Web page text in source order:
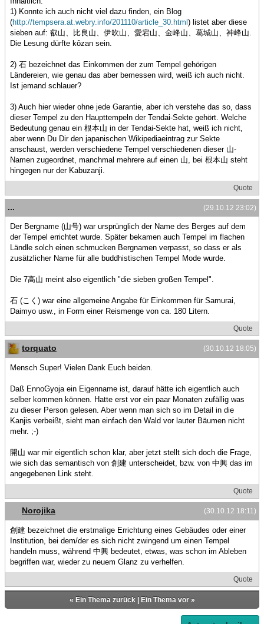
1) Konnte ich auch nicht viel dazu finden, ein Blog
(http://tempsera.at.webry.info/201110/article_30.html) listet aber diese
sieben auf: 叡山、比良山、伊吹山、愛宕山、金峰山、葛城山、神峰山.
Die Lesung dürfte kôzan sein.
2) 石 bezeichnet das Einkommen der zum Tempel gehörigen
Ländereien, wie genau das aber bemessen wird, weiß ich auch nicht.
Ist jemand schlauer?
3) Auch hier wieder ohne jede Garantie, aber ich verstehe das so, dass
dieser Tempel zu den Haupttempeln der Tendai-Sekte gehört. Welche
Bedeutung genau ein 根本山 in der Tendai-Sekte hat, weiß ich nicht,
aber wenn Du Dir den japanischen Wikipediaeintrag zur Sekte
anschaust, werden verschiedene Tempel verschiedenen dieser 山-
Namen zugeordnet, manchmal mehrere auf einen 山, bei 根本山 steht
hingegen nur der Kabuzanji.
Quote
(29.10.12 23:02)
...
Der Bergname (山号) war ursprünglich der Name des Berges auf dem
der Tempel errichtet wurde. Später bekamen auch Tempel im flachen
Ländle solch einen schmucken Bergnamen verpasst, so dass er als
zusätzlicher Name für alle buddhistischen Tempel Mode wurde.
Die 7高山 meint also eigentlich "die sieben großen Tempel".
石 (こく) war eine allgemeine Angabe für Einkommen für Samurai,
Daimyo usw., in Form einer Reismenge von ca. 180 Litern.
Quote
(30.10.12 18:05)
torquato
Mensch Super! Vielen Dank Euch beiden.
Daß EnnoGyoja ein Eigenname ist, darauf hätte ich eigentlich auch
selber kommen können. Hatte erst vor ein paar Monaten zufällig was
zu dieser Person gelesen. Aber wenn man sich so im Detail in die
Kanjis verbeißt, sieht man einfach den Wald vor lauter Bäumen nicht
mehr. ;-)
開山 war mir eigentlich schon klar, aber jetzt stellt sich doch die Frage,
wie sich das semantisch von 創建 unterscheidet, bzw. von 中興 das im
angegebenen Link steht.
Quote
(30.10.12 18:11)
Norojika
創建 bezeichnet die erstmalige Errichtung eines Gebäudes oder einer
Institution, bei dem/der es sich nicht zwingend um einen Tempel
handeln muss, während 中興 bedeutet, etwas, was schon im Ableben
begriffen war, wieder zu neuem Glanz zu verhelfen.
Quote
« Ein Thema zurück| Ein Thema vor»